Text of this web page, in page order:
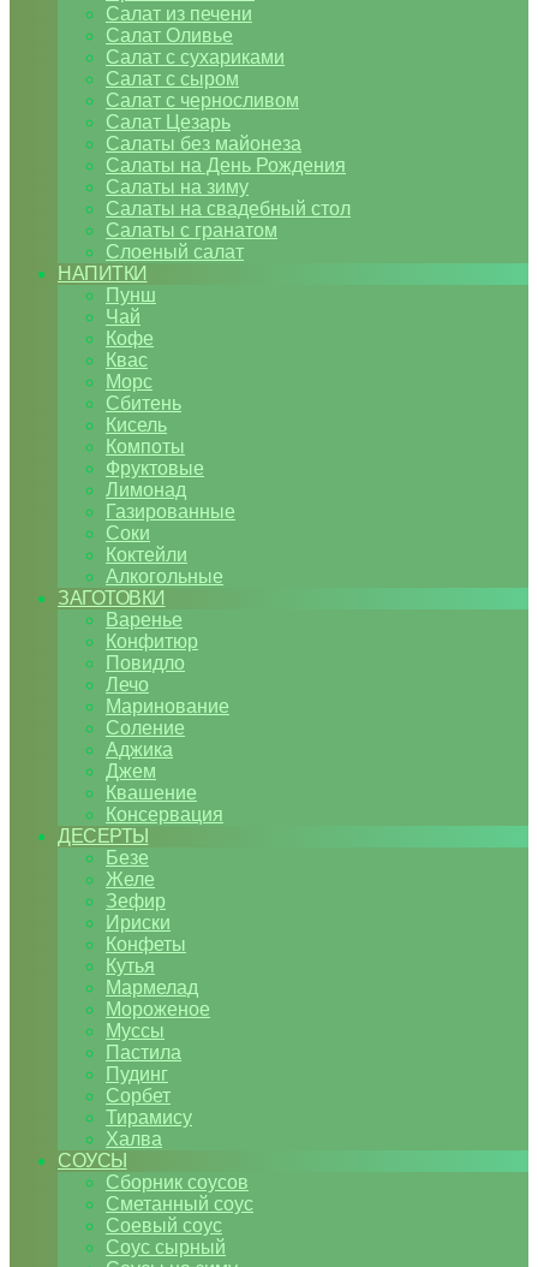
Салат из печени
Салат Оливье
Салат с сухариками
Салат с сыром
Салат с черносливом
Салат Цезарь
Салаты без майонеза
Салаты на День Рождения
Салаты на зиму
Салаты на свадебный стол
Салаты с гранатом
Слоеный салат
НАПИТКИ
Пунш
Чай
Кофе
Квас
Морс
Сбитень
Кисель
Компоты
Фруктовые
Лимонад
Газированные
Соки
Коктейли
Алкогольные
ЗАГОТОВКИ
Варенье
Конфитюр
Повидло
Лечо
Маринование
Соление
Аджика
Джем
Квашение
Консервация
ДЕСЕРТЫ
Безе
Желе
Зефир
Ириски
Конфеты
Кутья
Мармелад
Мороженое
Муссы
Пастила
Пудинг
Сорбет
Тирамису
Халва
СОУСЫ
Сборник соусов
Сметанный соус
Соевый соус
Соус сырный